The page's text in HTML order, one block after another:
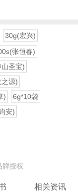
30g(宏兴)
张恒春)
圣宝)
源)
)
6g*10袋
安)
牌授权
相关资讯